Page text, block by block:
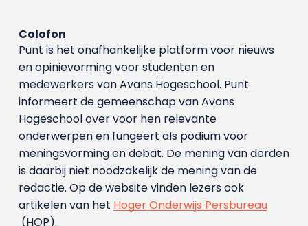
Colofon
Punt is het onafhankelijke platform voor nieuws
en opinievorming voor studenten en
medewerkers van Avans Hoge­school. Punt
informeert de gemeenschap van Avans
Hogeschool over voor hen relevante
onderwerpen en fungeert als podium voor
meningsvorming en debat. De mening van derden
is daarbij niet noodzakelijk de mening van de
redactie. Op de website vinden lezers ook
artikelen van het Hoger Onderwijs Persbureau
(HOP).